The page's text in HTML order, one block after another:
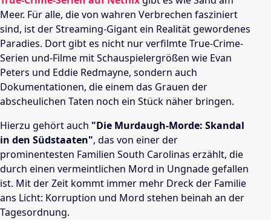
Meer. Für alle, die von wahren Verbrechen fasziniert
sind, ist der Streaming-Gigant ein Realität gewordenes
Paradies. Dort gibt es nicht nur verfilmte True-Crime-
Serien und-Filme mit Schauspielergrößen wie Evan
Peters und Eddie Redmayne, sondern auch
Dokumentationen, die einem das Grauen der
abscheulichen Taten noch ein Stück näher bringen.
Hierzu gehört auch "Die Murdaugh-Morde: Skandal
in den Südstaaten", das von einer der
prominentesten Familien South Carolinas erzählt, die
durch einen vermeintlichen Mord in Ungnade gefallen
ist. Mit der Zeit kommt immer mehr Dreck der Familie
ans Licht: Korruption und Mord stehen beinah an der
Tagesordnung.